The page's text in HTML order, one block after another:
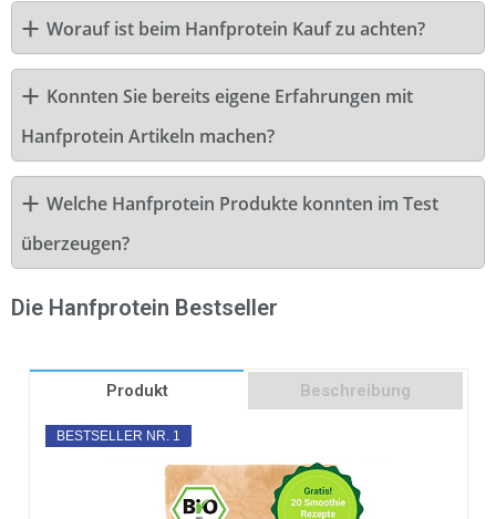
Worauf ist beim Hanfprotein Kauf zu achten?
Konnten Sie bereits eigene Erfahrungen mit
Hanfprotein Artikeln machen?
Welche Hanfprotein Produkte konnten im Test
überzeugen?
Die Hanfprotein Bestseller
Produkt Beschreibung
BESTSELLER NR. 1